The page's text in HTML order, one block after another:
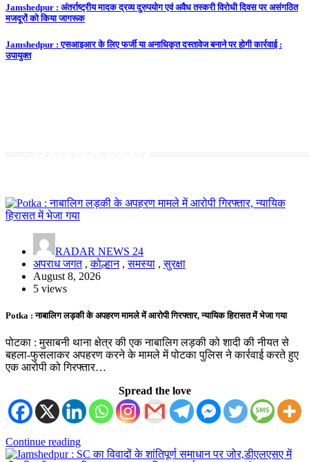
Post
navigation
Jamshedpur : अंतर्राष्ट्रीय मादक द्रव्य दुरुपयोग एवं अवैध तस्करी विरोधी दिवस पर असंगठित
मजदूरों को किया जागरूक
Jamshedpur : एसआइआर के लिए फर्जी या अनाधिकृत दस्तावेज बनाने पर होगी कार्रवाई :
उपायुक्त
RADAR NEWS 24
अपराध जगत,कोल्हान,समस्या ,सुरक्षा
August 8, 2026
5 views
Potka : नाबालिग लड़की के अपहरण मामले में आरोपी गिरफ्तार, न्यायिक हिरासत में भेजा गया
पोटका : मुसाबनी थाना क्षेत्र की एक नाबालिग लड़की को शादी की नीयत से
बहला-फुसलाकर अपहरण करने के मामले में पोटका पुलिस ने कार्रवाई करते हुए
एक आरोपी को गिरफ्तार…
Spread the love
Continue reading